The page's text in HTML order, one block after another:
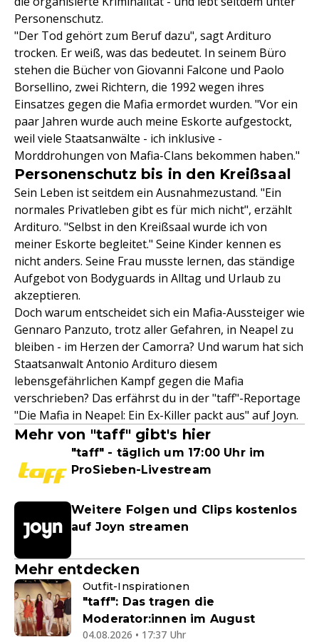
Personenschutz.
"Der Tod gehört zum Beruf dazu", sagt Ardituro
trocken. Er weiß, was das bedeutet. In seinem Büro
stehen die Bücher von Giovanni Falcone und Paolo
Borsellino, zwei Richtern, die 1992 wegen ihres
Einsatzes gegen die Mafia ermordet wurden. "Vor ein
paar Jahren wurde auch meine Eskorte aufgestockt,
weil viele Staatsanwälte - ich inklusive -
Morddrohungen von Mafia-Clans bekommen haben."
Personenschutz bis in den Kreißsaal
Sein Leben ist seitdem ein Ausnahmezustand. "Ein
normales Privatleben gibt es für mich nicht", erzählt
Ardituro. "Selbst in den Kreißsaal wurde ich von
meiner Eskorte begleitet." Seine Kinder kennen es
nicht anders. Seine Frau musste lernen, das ständige
Aufgebot von Bodyguards in Alltag und Urlaub zu
akzeptieren.
Doch warum entscheidet sich ein Mafia-Aussteiger wie
Gennaro Panzuto, trotz aller Gefahren, in Neapel zu
bleiben - im Herzen der Camorra? Und warum hat sich
Staatsanwalt Antonio Ardituro diesem
lebensgefährlichen Kampf gegen die Mafia
verschrieben? Das erfährst du in der "taff"-Reportage
"Die Mafia in Neapel: Ein Ex-Killer packt aus" auf Joyn.
Mehr von "taff" gibt's hier
"taff" - täglich um 17:00 Uhr im
ProSieben-Livestream
Weitere Folgen und Clips kostenlos
auf Joyn streamen
Mehr entdecken
Outfit-Inspirationen
"taff": Das tragen die
Moderator:innen im August
04.08.2026 • 17:37 Uhr